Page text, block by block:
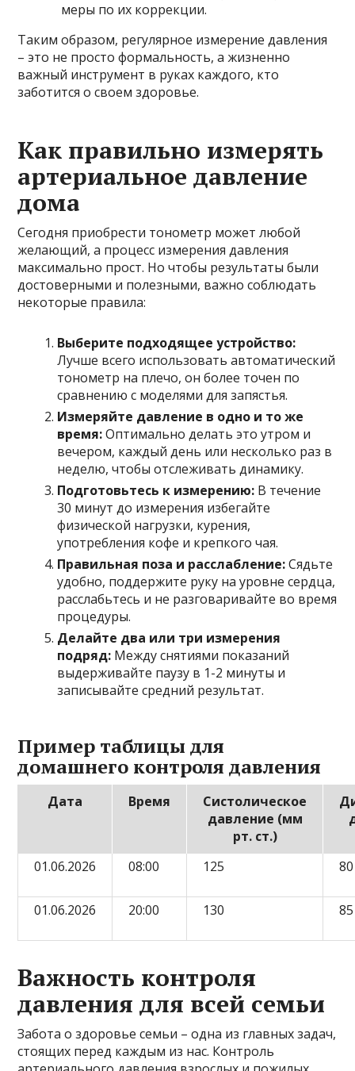
меры по их коррекции.
Таким образом, регулярное измерение давления
– это не просто формальность, а жизненно
важный инструмент в руках каждого, кто
заботится о своем здоровье.
Как правильно измерять
артериальное давление
дома
Сегодня приобрести тонометр может любой
желающий, а процесс измерения давления
максимально прост. Но чтобы результаты были
достоверными и полезными, важно соблюдать
некоторые правила:
Выберите подходящее устройство:
Лучше всего использовать автоматический
тонометр на плечо, он более точен по
сравнению с моделями для запястья.
Измеряйте давление в одно и то же
время:Оптимально делать это утром и
вечером, каждый день или несколько раз в
неделю, чтобы отслеживать динамику.
Подготовьтесь к измерению: В течение
30 минут до измерения избегайте
физической нагрузки, курения,
употребления кофе и крепкого чая.
Правильная поза и расслабление:Сядьте
удобно, поддержите руку на уровне сердца,
расслабьтесь и не разговаривайте во время
процедуры.
Делайте два или три измерения
подряд: Между снятиями показаний
выдерживайте паузу в 1-2 минуты и
записывайте средний результат.
Пример таблицы для
домашнего контроля давления
Дата Время
Систолическое
давление (мм
рт. ст.)
01.06.2026 08:00 125 80
01.06.2026 20:00 130 85
Важность контроля
давления для всей семьи
Забота о здоровье семьи – одна из главных задач,
стоящих перед каждым из нас. Контроль